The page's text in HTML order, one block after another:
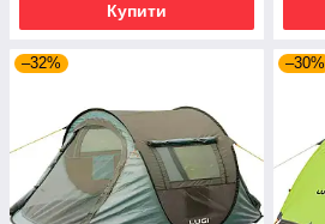
Купити
–32% –30%